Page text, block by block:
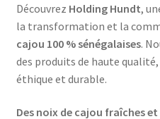
Découvrez Holding Hundt,
la transformation et la
cajou 100 % sénégalaises.
des produits de haute
éthique et durable.
Des noix de cajou fraîches